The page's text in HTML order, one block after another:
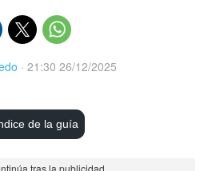
· 21:30 26/12/2025
de la guía